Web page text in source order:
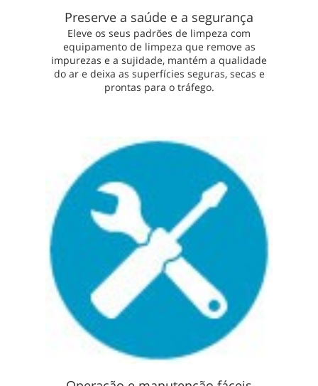
Preserve a saúde e a segurança
Eleve os seus padrões de limpeza com
equipamento de limpeza que remove as
impurezas e a sujidade, mantém a qualidade
do ar e deixa as superfícies seguras, secas e
prontas para o tráfego.